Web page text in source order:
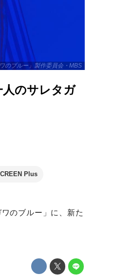
のブルー」製作委員会・MBS
のサレタガ
Plus
のブルー」に、新た